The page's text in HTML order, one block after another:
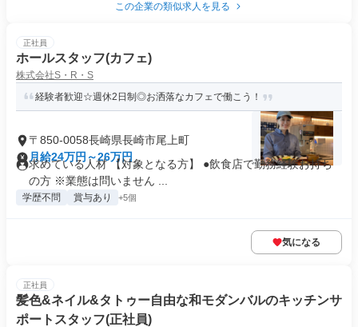
この企業の類似求人を見る
正社員
ホールスタッフ(カフェ)
株式会社S・R・S
経験者歓迎☆週休2日制◎お洒落なカフェで働こう！
〒850-0058長崎県長崎市尾上町
月給24万円～26万円
求めている人材 【対象となる方】 ●飲食店で勤務経験お持ち
の方 ※業態は問いません ...
学歴不問 賞与あり +5個
気になる
正社員
髪色&ネイル&タトゥー自由な和モダンバルのキッチンサ
ポートスタッフ(正社員)